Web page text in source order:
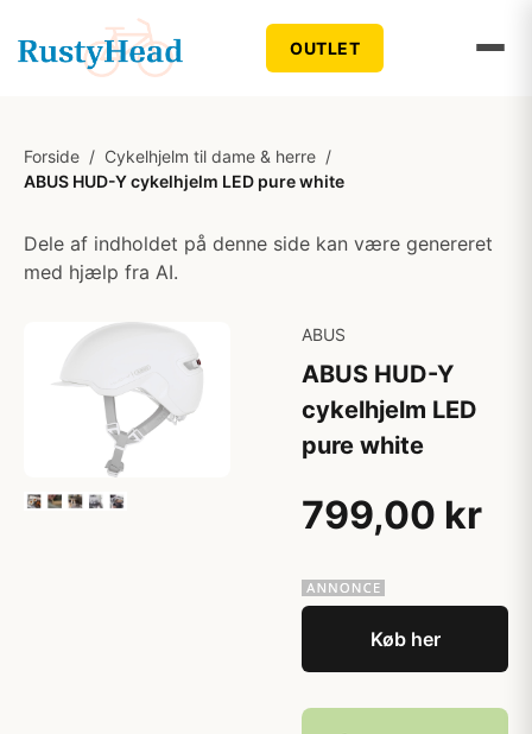
OUTLET
Forside / Cykelhjelm til dame & herre /
ABUS HUD-Y cykelhjelm LED pure white
Dele af indholdet på denne side kan være genereret
med hjælp fra AI.
ABUS
ABUS HUD-Y
cykelhjelm LED
pure white
799,00 kr
Køb her